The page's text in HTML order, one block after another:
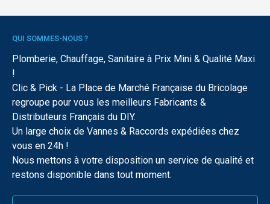
QUI SOMMES-NOUS ?
Plomberie, Chauffage, Sanitaire à Prix Mini & Qualité Maxi
!
Clic & Pick - La Place de Marché Française du Bricolage
regroupe pour vous les meilleurs Fabricants &
Distributeurs Français du DIY.
Un large choix de Vannes & Raccords expédiées chez
vous en 24h !
Nous mettons à votre disposition un service de qualité et
restons disponible dans tout moment.